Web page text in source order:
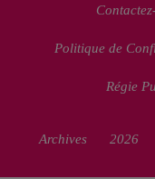
Politique de
Régie
Archives 2026